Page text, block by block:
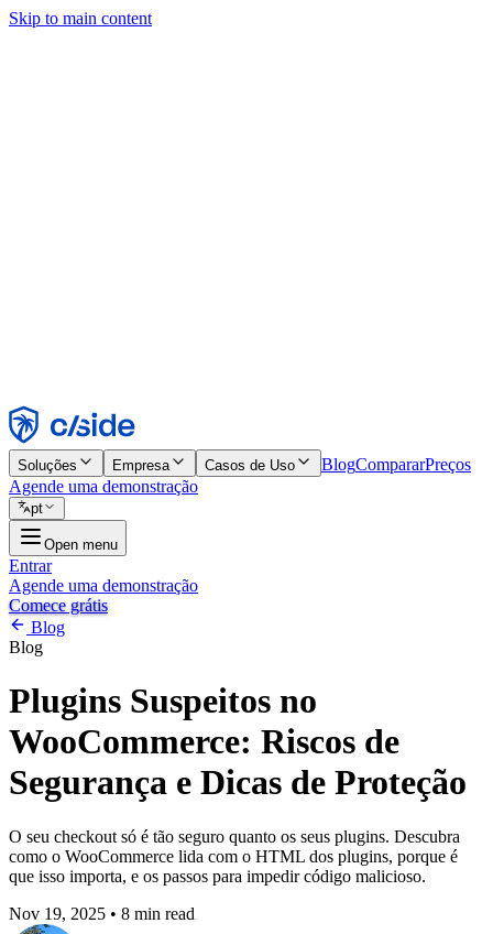
Skip to main content
Rejeitar
Soluções Empresa Casos de Uso BlogCompararPreços
Agende uma demonstração
pt
Open menu
Entrar
Agende uma demonstração
Comece grátis
Blog
Blog
Plugins Suspeitos no
WooCommerce: Riscos de
Segurança e Dicas de Proteção
O seu checkout só é tão seguro quanto os seus plugins. Descubra
como o WooCommerce lida com o HTML dos plugins, porque é
que isso importa, e os passos para impedir código malicioso.
Nov 19, 2025 • 8 min read